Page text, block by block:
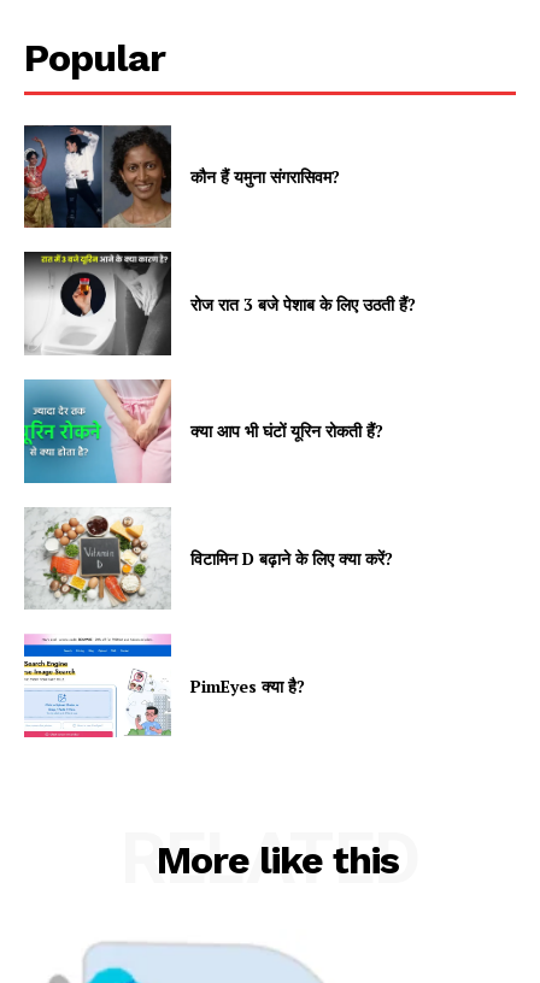
Popular
कौन हैं यमुना संगरासिवम?
रोज रात 3 बजे पेशाब के लिए उठती हैं?
क्या आप भी घंटों यूरिन रोकती हैं?
विटामिन D बढ़ाने के लिए क्या करें?
PimEyes क्या है?
More like this
RELATED